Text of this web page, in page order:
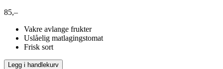
85,–
Vakre avlange frukter
Uslåelig matlagingstomat
Frisk sort
Legg i handlekurv